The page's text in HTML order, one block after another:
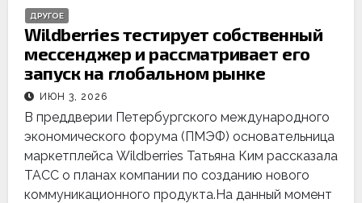
ДРУГОЕ
Wildberries тестирует собственный
мессенджер и рассматривает его
запуск на глобальном рынке
ИЮН 3, 2026
В преддверии Петербургского международного
экономического форума (ПМЭФ) основательница
маркетплейса Wildberries Татьяна Ким рассказала
ТАСС о планах компании по созданию нового
коммуникационного продукта.На данный момент